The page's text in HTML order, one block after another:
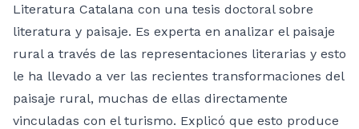
Literatura Catalana con una tesis doctoral sobre
literatura y paisaje. Es experta en analizar el paisaje
rural a través de las representaciones literarias y esto
le ha llevado a ver las recientes transformaciones del
paisaje rural, muchas de ellas directamente
vinculadas con el turismo. Explicó que esto produce